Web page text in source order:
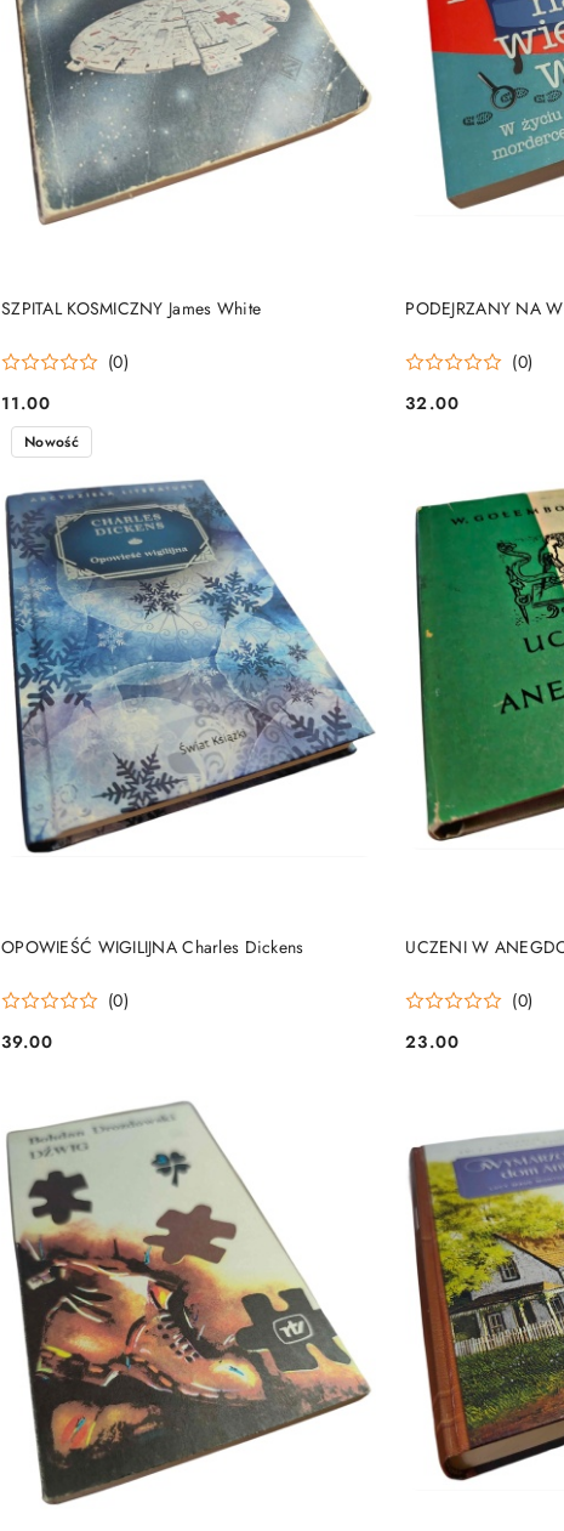
SZPITAL KOSMICZNY James White
(0)
Cena:
11.00
DO KOSZYKA PODEJRZANY NA
(0)
Cena:
32.00
OPOWIEŚĆ WIGILIJNA Charles Dickens
(0)
Cena:
39.00
Nowość
DO KOSZYKA UCZENI W
(0)
Cena:
23.00